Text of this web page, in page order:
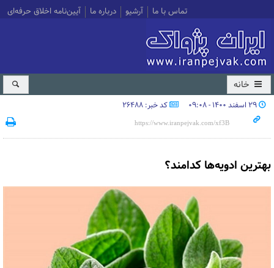
تماس با ما آرشیو درباره ما آیین‌نامه اخلاق حرفه‌ای
خانه
۲۹ اسفند ۱۴۰۰ - ۰۹:۰۸ کد خبر: 26488
بهترین ادویه‌ها کدامند؟